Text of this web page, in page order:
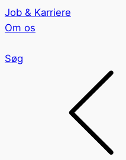
Job & Karriere
Om os
Søg